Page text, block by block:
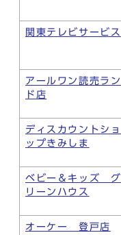
関東テレビサービス
アールワン読売ラン
ド店
ディスカウントショ
ップきみしま
ベビー＆キッズ グ
リーンハウス
オーケー 登戸店